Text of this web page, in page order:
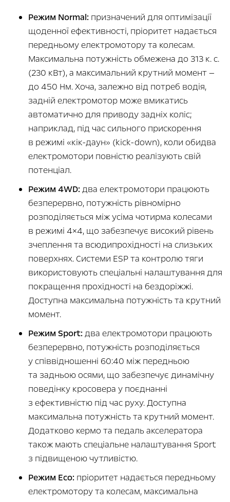
Режим Normal: призначений для оптимізації
щоденної ефективності, пріоритет надається
передньому електромотору та колесам.
Максимальна потужність обмежена до 313 к. с.
(230 кВт), а максимальний крутний момент —
до 450 Нм. Хоча, залежно від потреб водія,
задній електромотор може вмикатись
автоматично для приводу задніх коліс;
наприклад, під час сильного прискорення
в режимі «кік-даун» (kick-down), коли обидва
електромотори повністю реалізують свій
потенціал.
Режим 4WD:два електромотори працюють
безперервно, потужність рівномірно
розподіляється між усіма чотирма колесами
в режимі 4×4, що забезпечує високий рівень
зчеплення та всюдипрохідності на слизьких
поверхнях. Системи ESP та контролю тяги
використовують спеціальні налаштування для
покращення прохідності на бездоріжжі.
Доступна максимальна потужність та крутний
момент.
Режим Sport:два електромотори працюють
безперервно, потужність розподіляється
у співвідношенні 60:40 між передньою
та задньою осями, що забезпечує динамічну
поведінку кросовера у поєднанні
з ефективністю під час руху. Доступна
максимальна потужність та крутний момент.
Додатково кермо та педаль акселератора
також мають спеціальне налаштування Sport
з підвищеною чутливістю.
Режим Eco: пріоритет надається передньому
електромотору та колесам, максимальна